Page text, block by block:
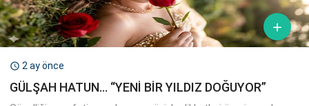

 2 ay önce
GÜLŞAH HATUN… “YENİ BİR YILDIZ DOĞUYOR”